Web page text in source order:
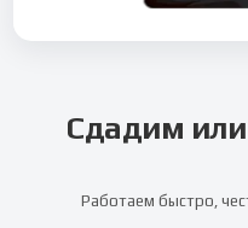
Сдадим
Работаем быстро,